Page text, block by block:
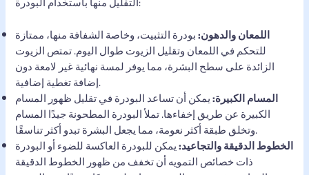
اللمعان والدهون:بودرة التثبيت، وخاصة الشفافة منها، ممتازة
للتحكم في اللمعان وتقليل الزيوت طوال اليوم. تمتص الزيوت
الزائدة على سطح البشرة، مما يوفر لمسة نهائية غير لامعة دون
إضافة تغطية إضافية.
المسام الكبيرة:يمكن أن تساعد البودرة في تقليل ظهور المسام
الكبيرة عن طريق إخفاءها. تملأ البودرة المطحونة جيدًا المسام
وتخلق طبقة أكثر نعومة، مما يجعل البشرة تبدو أكثر تناسقًا.
الخطوط الدقيقة والتجاعيد:يمكن للبودرة العاكسة للضوء أو البودرة
ذات خصائص التمويه أن تخفف من ظهور الخطوط الدقيقة